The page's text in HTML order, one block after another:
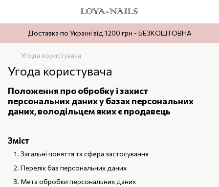
Доставка по Україні від 1200 грн - БЕЗКОШТОВНА
Угода користувача
Угода користувача
Положення про обробку і захист
персональних даних у базах персональних
даних, володільцем яких є продавець
Зміст
Загальні поняття та сфера застосування
Перелік баз персональних даних
Мета обробки персональних даних